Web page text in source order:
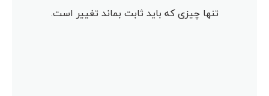
تنها چیزی که باید ثابت بماند تغییر است.